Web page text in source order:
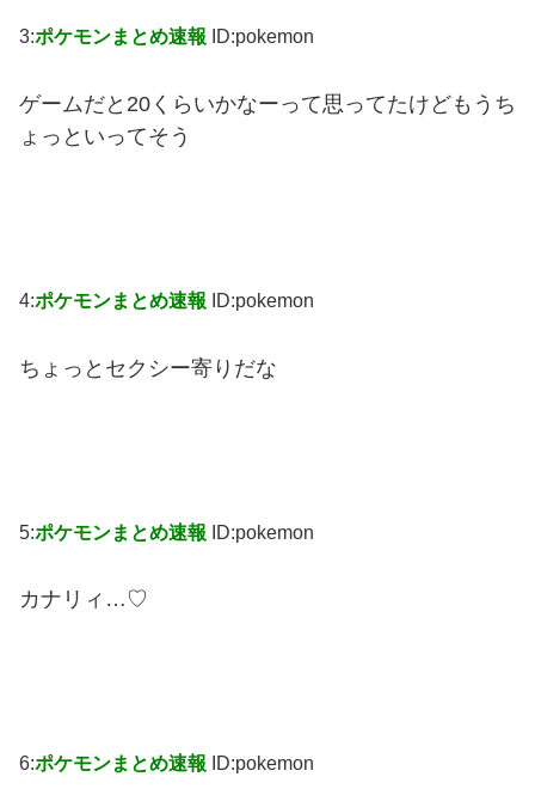
3:ポケモンまとめ速報 ID:pokemon
ゲームだと20くらいかなーって思ってたけどもうち
ょっといってそう
4:ポケモンまとめ速報 ID:pokemon
ちょっとセクシー寄りだな
5:ポケモンまとめ速報 ID:pokemon
カナリィ…♡
6:ポケモンまとめ速報 ID:pokemon